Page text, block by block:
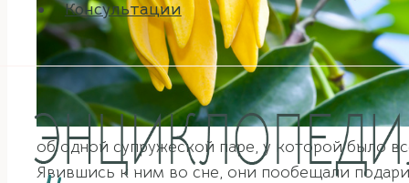
Консультации
об одной супружеской паре, у которой было
Явившись к ним во сне, они пообещали